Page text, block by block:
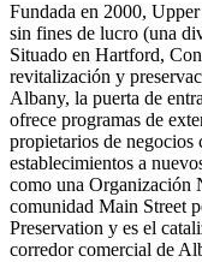
Fundada en 2000,
sin fines de lucro (una
Situado en Hartford,
revitalización y
Albany, la puerta de
ofrece programas de
propietarios de negocios
establecimientos a
como una Organización
comunidad Main Street
Preservation y es el
corredor comercial de